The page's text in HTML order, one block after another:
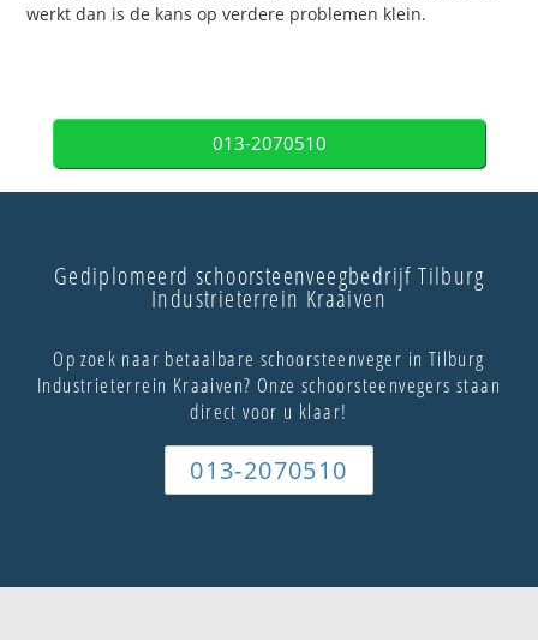
werkt dan is de kans op verdere problemen klein.
013-2070510
Gediplomeerd schoorsteenveegbedrijf Tilburg
Industrieterrein Kraaiven
Op zoek naar betaalbare schoorsteenveger in Tilburg
Industrieterrein Kraaiven? Onze schoorsteenvegers staan
direct voor u klaar!
013-2070510